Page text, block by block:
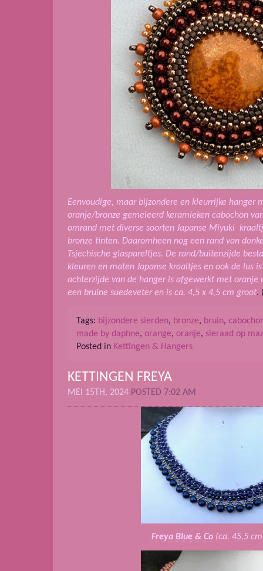
Eenvoudige, maar bijzondere en kleurrijke hanger
oranje/bronze gemeleerd keramieken cabochon
omrand met diverse soorten Japanse Miyuki
bronze tinten. Daaromheen nog een rand van
Tsjechische glaspareltjes. De rand/buitenzijde
kleuren en maten Japanse kraaltjes en ook de lus
achterzijde van de hanger is afgewerkt met oranje
een bruine suedeveter en is ca. 4,5 x 4,5 cm groot.
Tags: bijzondere sierden, bronze, bruin,
made by daphne, orange, oranje, sieraad op
Posted in Kettingen & Hangers
KETTINGEN FREYA
MEI 15TH, 2024 POSTED 7:02 AM
Freya Blue & Co (ca. 45,5